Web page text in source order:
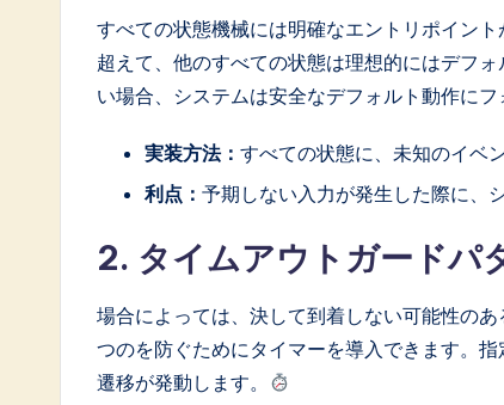
すべての状態機械には明確なエントリポイン
超えて、他のすべての状態は理想的にはデフ
い場合、システムは安全なデフォルト動作にフ
実装方法： すべての状態に、未知のイベ
利点： 予期しない入力が発生した際に、
2. タイムアウトガードパ
場合によっては、決して到着しない可能性の
つのを防ぐためにタイマーを導入できます。
遷移が発動します。